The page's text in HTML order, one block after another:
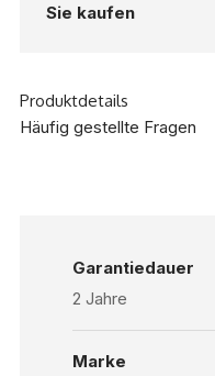
Sie kaufen
Produktdetails
Häufig gestellte Fragen
Garantiedauer
2 Jahre
Marke